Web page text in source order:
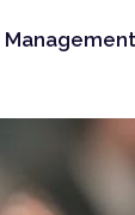
Management